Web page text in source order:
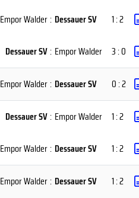
Empor Walder: Dessauer SV
1 : 2
Dessauer SV: Empor Walder 3 : 0
Empor Walder: Dessauer SV 0 : 2
Dessauer SV: Empor Walder
1 : 2
Empor Walder: Dessauer SV 1 : 2
Empor Walder: Dessauer SV
1 : 2